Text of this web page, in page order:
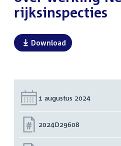
rijksinspecties
Download
Datum:
1 augustus 2024
Nummer:
2024D29608